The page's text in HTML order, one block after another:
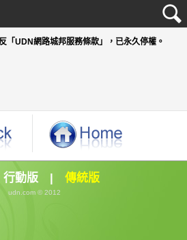
行動版 | 傳統版
udn.com © 2012